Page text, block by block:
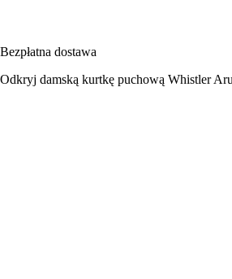
Bezpłatna dostawa
Odkryj damską kurtkę puchową Whistler